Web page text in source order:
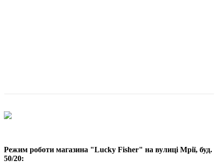
Режим роботи магазина "Lucky Fisher" на вулиці Мрії, буд.
50/20: